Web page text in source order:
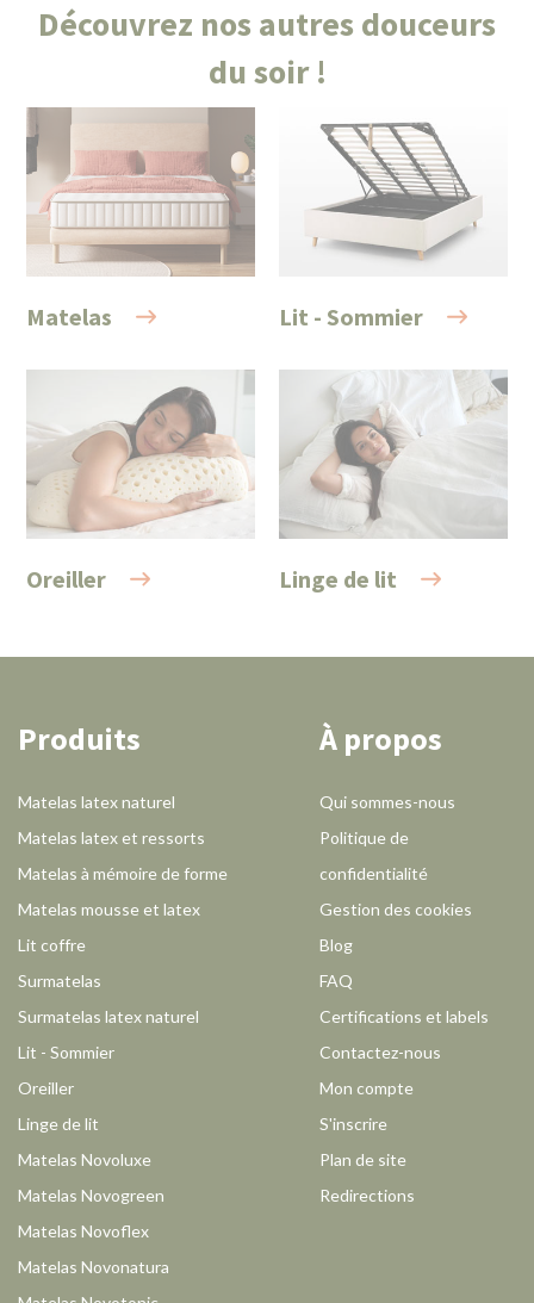
Découvrez nos autres douceurs
du soir !
Matelas Lit - Sommier
Oreiller Linge de lit
Produits
Matelas latex naturel
Matelas latex et ressorts
Matelas à mémoire de forme
Matelas mousse et latex
Lit coffre
Surmatelas
Surmatelas latex naturel
Lit - Sommier
Oreiller
Linge de lit
Matelas Novoluxe
Matelas Novogreen
Matelas Novoflex
Matelas Novonatura
À propos
Qui sommes-nous
Politique de
confidentialité
Gestion des cookies
Blog
FAQ
Certifications et labels
Contactez-nous
Mon compte
S'inscrire
Plan de site
Redirections